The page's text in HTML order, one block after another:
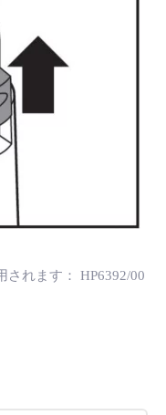
されます： HP6392/00